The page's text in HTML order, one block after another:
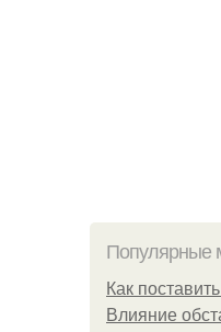
Популярные
Как
Влияние